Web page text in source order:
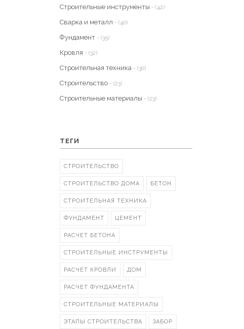
Строительные инструменты - (42)
Сварка и металл - (40)
Фундамент - (35)
Кровля - (32)
Строительная техника - (30)
Строительство - (23)
Строительные материалы - (23)
ТЕГИ
СТРОИТЕЛЬСТВО
СТРОИТЕЛЬСТВО ДОМА БЕТОН
СТРОИТЕЛЬНАЯ ТЕХНИКА
ФУНДАМЕНТ ЦЕМЕНТ
РАСЧЕТ БЕТОНА
СТРОИТЕЛЬНЫЕ ИНСТРУМЕНТЫ
РАСЧЕТ КРОВЛИ ДОМ
РАСЧЕТ ФУНДАМЕНТА
СТРОИТЕЛЬНЫЕ МАТЕРИАЛЫ
ЭТАПЫ СТРОИТЕЛЬСТВА ЗАБОР